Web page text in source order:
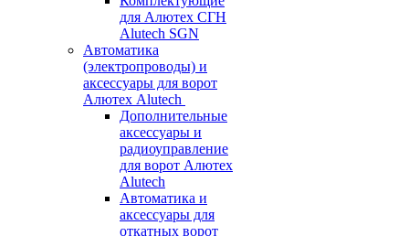
для Алютех СГН
Alutech SGN
Автоматика
(электропроводы) и
аксессуары для ворот
Алютех Alutech
Дополнительные
аксессуары и
радиоуправление
для ворот Алютех
Alutech
Автоматика и
аксессуары для
откатных ворот